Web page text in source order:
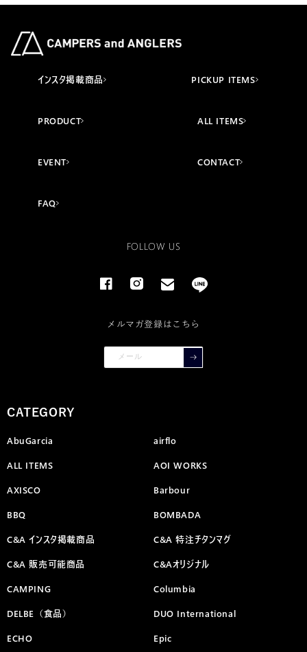
インスタ掲載商品 PICKUP ITEMS
PRODUCT ALL ITEMS
EVENT CONTACT
FAQ
FOLLOW US
FacebookInstagram
email line
メルマガ登録はこちら
メール
CATEGORY
AbuGarcia airflo
ALL ITEMS AOI WORKS
AXISCO Barbour
BBQ BOMBADA
C&A インスタ掲載商品 C&A 特注チタンマグ
C&A 販売可能商品 C&Aオリジナル
CAMPING Columbia
DELBE（食品） DUO International
ECHO Epic